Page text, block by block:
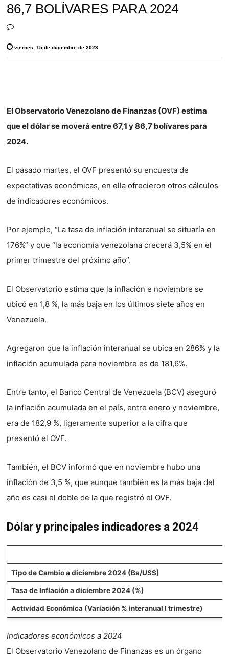
86,7 BOLÍVARES PARA 2024
viernes, 15 de diciembre de 2023
El Observatorio Venezolano de Finanzas (OVF) estima
que el dólar se moverá entre 67,1 y 86,7 bolívares para
2024.
El pasado martes, el OVF presentó su encuesta de
expectativas económicas, en ella ofrecieron otros cálculos
de indicadores económicos.
Por ejemplo, “La tasa de inflación interanual se situaría en
176%” y que “la economía venezolana crecerá 3,5% en el
primer trimestre del próximo año”.
El Observatorio estima que la inflación e noviembre se
ubicó en 1,8 %, la más baja en los últimos siete años en
Venezuela.
Agregaron que la inflación interanual se ubica en 286% y la
inflación acumulada para noviembre es de 181,6%.
Entre tanto, el Banco Central de Venezuela (BCV) aseguró
la inflación acumulada en el país, entre enero y noviembre,
era de 182,9 %, ligeramente superior a la cifra que
presentó el OVF.
También, el BCV informó que en noviembre hubo una
inflación de 3,5 %, que aunque también es la más baja del
año es casi el doble de la que registró el OVF.
Dólar y principales indicadores a 2024
Tipo de Cambio a diciembre 2024 (Bs/US$)
Tasa de Inflación a diciembre 2024 (%)
Actividad Económica (Variación % interanual I trimestre)
Indicadores económicos a 2024
El Observatorio Venezolano de Finanzas es un órgano